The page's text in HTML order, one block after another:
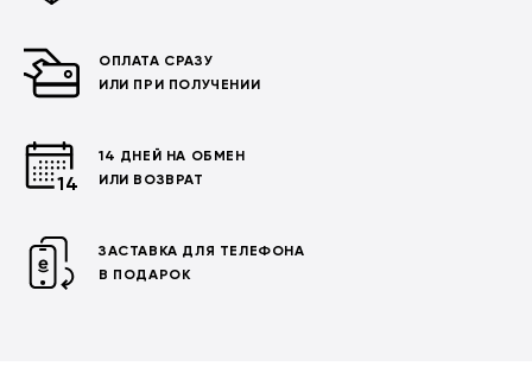
ОПЛАТА СРАЗУ
ИЛИ ПРИ ПОЛУЧЕНИИ
14 ДНЕЙ НА ОБМЕН
ИЛИ ВОЗВРАТ
ЗАСТАВКА ДЛЯ ТЕЛЕФОНА
В ПОДАРОК